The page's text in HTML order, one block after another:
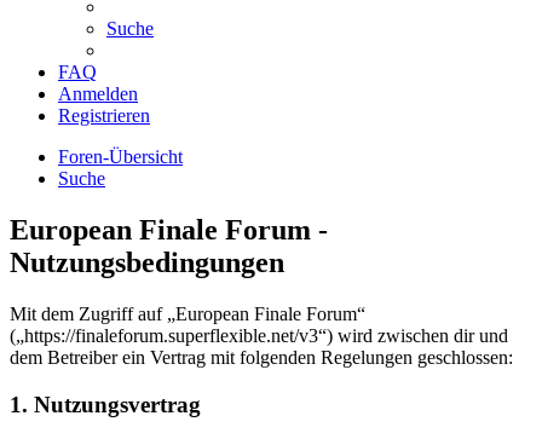
Suche
FAQ
Anmelden
Registrieren
Foren-Übersicht
Suche
European Finale Forum -
Nutzungsbedingungen
Mit dem Zugriff auf „European Finale Forum“
(„https://finaleforum.superflexible.net/v3“) wird zwischen dir und
dem Betreiber ein Vertrag mit folgenden Regelungen geschlossen:
1. Nutzungsvertrag